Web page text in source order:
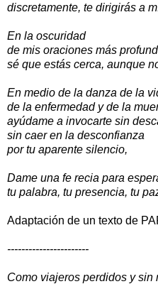
discretamente, te dirigirás a
En la oscuridad
de mis oraciones más
sé que estás cerca, aunque
En medio de la danza de la
de la enfermedad y de la
ayúdame a invocarte sin
sin caer en la desconfianza
por tu aparente silencio,
Dame una fe recia para
tu palabra, tu presencia, tu
Adaptación de un texto de
-----------------------
Como viajeros perdidos y sin